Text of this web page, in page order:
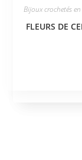
Bijoux crochetés
FLEURS DE